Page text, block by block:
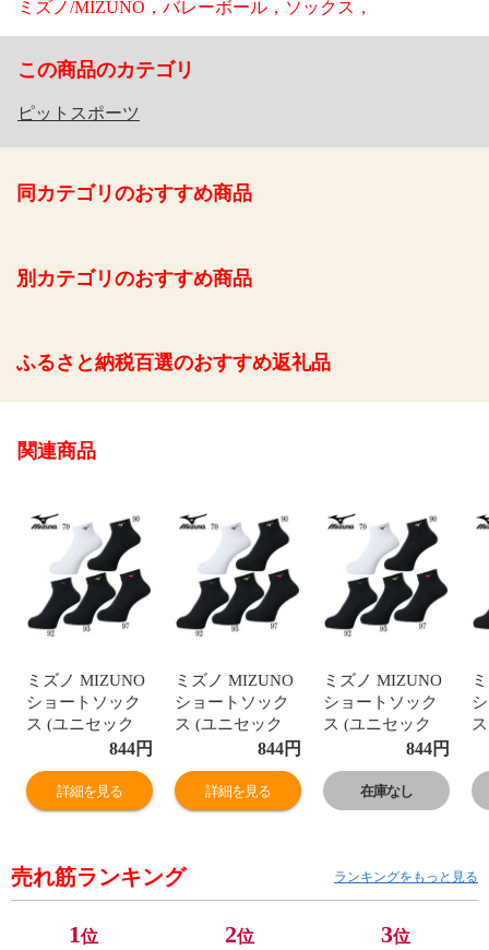
ミズノ/MIZUNO，バレーボール，ソックス，
この商品のカテゴリ
ピットスポーツ
同カテゴリのおすすめ商品
別カテゴリのおすすめ商品
ふるさと納税百選のおすすめ返礼品
関連商品
ミズノ MIZUNO
ショートソック
ス (ユニセック
ス) バレーボール
ソックス
(V2MX8001)
844円
詳細を見る
ミズノ MIZUNO
ショートソック
ス (ユニセック
ス) バレーボール
ソックス
(V2MX8001)
844円
詳細を見る
ミズノ MIZUNO
ショートソック
ス (ユニセック
ス) バレーボール
ソックス
(V2MX8001)
844円
在庫なし
売れ筋ランキング ランキングをもっと見る
1位 2位 3位